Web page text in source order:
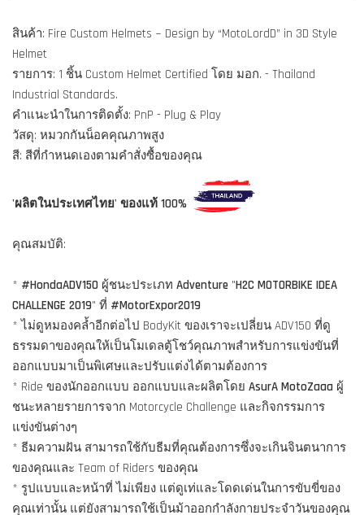
สินค้า: Fire Custom Helmets ~ Design by “MotoLordD” in 3D Style
Helmet
รายการ: 1 ชิ้น Custom Helmet Certified โดย มอก. - Thailand
Industrial Standards.
คำแนะนำในการติดตั้ง: PnP - Plug & Play
วัสดุ: หมวกกันน็อคคุณภาพสูง
สี: สีที่กำหนดเองตามคำสั่งซื้อของคุณ
'ผลิตในประเทศไทย' ของแท้ 100%
คุณสมบัติ:
* #HondaADV150 ผู้ชนะประเภท Adventure "H2C MOTORBIKE IDEA
CHALLENGE 2019" ที่ #MotorExpor2019
* ไม่ดูหมองคล้ำอีกต่อไป BodyKit ของเราจะเปลี่ยน ADV150 ที่ดู
ธรรมดาของคุณให้เป็นโมเดลตู้โชว์คุณภาพสำหรับการแข่งขันที่
ออกแบบมาเป็นพิเศษและปรับแต่งได้ตามต้องการ
* Ride ของนักออกแบบ ออกแบบและผลิตโดย AsurA MotoZaaa ผู้
ชนะหลายรายการจาก Motorcycle Challenge และกิจกรรมการ
แข่งขันต่างๆ
* ธีมความฝัน สามารถใช้กับธีมที่คุณต้องการซึ่งจะเกินจินตนาการ
ของคุณและ Team of Riders ของคุณ
* รูปแบบและหน้าที่ ไม่เพียง แต่ดูเท่และโดดเด่นในการขับขี่ของ
คุณเท่านั้น แต่ยังสามารถใช้เป็นม้าออกกำลังกายประจำวันของคุณ